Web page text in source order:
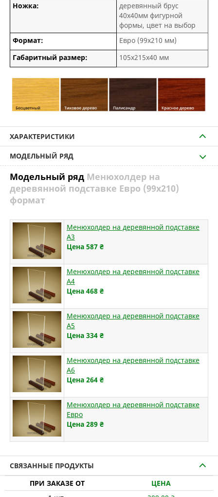
Ножка:
деревянный брус
40х40мм фигурной
формы, цвет на выбор
Формат:
Евро (99х210 мм)
Габаритный размер:
105х215х40 мм
ХАРАКТЕРИСТИКИ
МОДЕЛЬНЫЙ РЯД
Модельный ряд Менюхолдер на
деревянной подставке Евро (99х210)
формат
Менюхолдер на деревянной подставке
А3
Цена 587 ₴
Менюхолдер на деревянной подставке
А4
Цена 468 ₴
Менюхолдер на деревянной подставке
А5
Цена 334 ₴
Менюхолдер на деревянной подставке
А6
Цена 264 ₴
Менюхолдер на деревянной подставке
Евро
Цена 289 ₴
СВЯЗАННЫЕ ПРОДУКТЫ
ПРИ ЗАКАЗЕ ОТ
ЦЕНА